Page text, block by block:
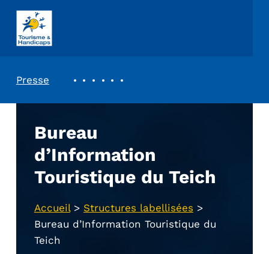
ASSOCIATION TOURISME ET HANDICAPS
Presse
Bureau
d’Information
Touristique du Teich
Accueil> Structures labellisées >
Bureau d’Information Touristique du
Teich